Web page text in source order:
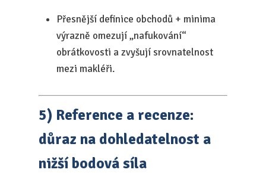
Přesnější definice obchodů + minima
výrazně omezují „nafukování“
obrátkovosti a zvyšují srovnatelnost
mezi makléři.
5) Reference a recenze:
důraz na dohledatelnost a
nižší bodová síla